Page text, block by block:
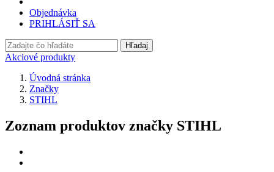
Objednávka
PRIHLÁSIŤ SA
Hľadaj
Akciové produkty
Úvodná stránka
Značky
STIHL
Zoznam produktov značky STIHL